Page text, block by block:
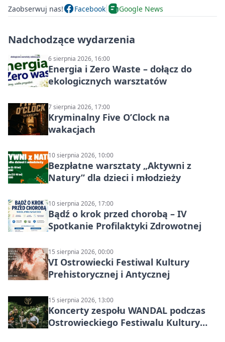
Zaobserwuj nas! Facebook Google News
Nadchodzące wydarzenia
6 sierpnia 2026, 16:00
Energia i Zero Waste – dołącz do
ekologicznych warsztatów
7 sierpnia 2026, 17:00
Kryminalny Five O’Clock na
wakacjach
10 sierpnia 2026, 10:00
Bezpłatne warsztaty „Aktywni z
Natury” dla dzieci i młodzieży
10 sierpnia 2026, 17:00
Bądź o krok przed chorobą – IV
Spotkanie Profilaktyki Zdrowotnej
15 sierpnia 2026, 00:00
VI Ostrowiecki Festiwal Kultury
Prehistorycznej i Antycznej
15 sierpnia 2026, 13:00
Koncerty zespołu WANDAL podczas
Ostrowieckiego Festiwalu Kultury